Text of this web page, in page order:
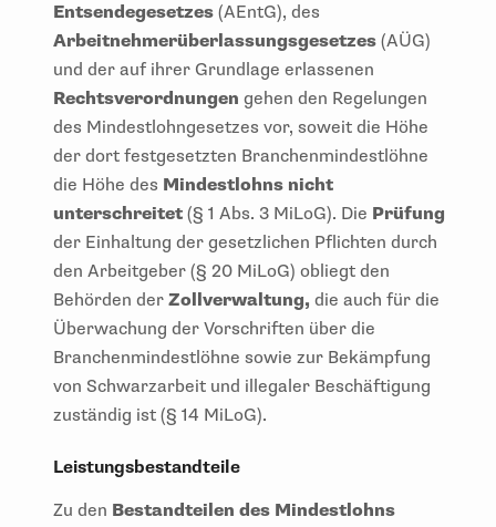
Entsendegesetzes (AEntG), des
Arbeitnehmerüberlassungsgesetzes (AÜG)
und der auf ihrer Grundlage erlassenen
Rechtsverordnungen gehen den Regelungen
des Mindestlohngesetzes vor, soweit die Höhe
der dort festgesetzten Branchenmindestlöhne
die Höhe des Mindestlohns nicht
unterschreitet (§ 1 Abs. 3 MiLoG). Die Prüfung
der Einhaltung der gesetzlichen Pflichten durch
den Arbeitgeber (§ 20 MiLoG) obliegt den
Behörden der Zollverwaltung, die auch für die
Überwachung der Vorschriften über die
Branchenmindestlöhne sowie zur Bekämpfung
von Schwarzarbeit und illegaler Beschäftigung
zuständig ist (§ 14 MiLoG).
Leistungsbestandteile
Zu den Bestandteilen des Mindestlohns